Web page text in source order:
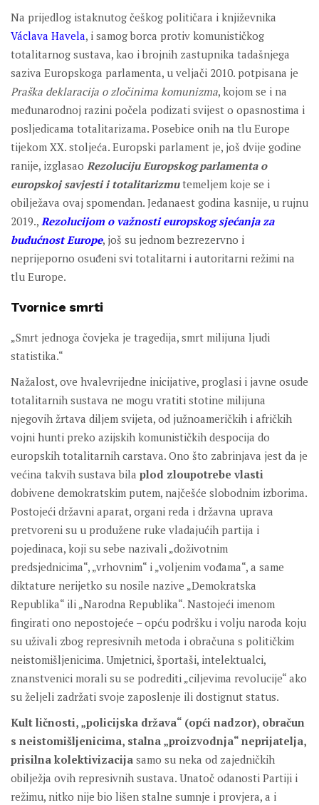
Na prijedlog istaknutog češkog političara i književnika
Václava Havela, i samog borca protiv komunističkog
totalitarnog sustava, kao i brojnih zastupnika tadašnjega
saziva Europskoga parlamenta, u veljači 2010. potpisana je
Praška deklaracija o zločinima komunizma, kojom se i na
međunarodnoj razini počela podizati svijest o opasnostima i
posljedicama totalitarizama. Posebice onih na tlu Europe
tijekom XX. stoljeća. Europski parlament je, još dvije godine
ranije, izglasao Rezoluciju Europskog parlamenta o
europskoj savjesti i totalitarizmutemeljem koje se i
obilježava ovaj spomendan. Jedanaest godina kasnije, u rujnu
2019., Rezolucijom o važnosti europskog sjećanja za
budućnost Europe, još su jednom bezrezervno i
neprijeporno osuđeni svi totalitarni i autoritarni režimi na
tlu Europe.
Tvornice smrti
„Smrt jednoga čovjeka je tragedija, smrt milijuna ljudi
statistika.“
Nažalost, ove hvalevrijedne inicijative, proglasi i javne osude
totalitarnih sustava ne mogu vratiti stotine milijuna
njegovih žrtava diljem svijeta, od južnoameričkih i afričkih
vojni hunti preko azijskih komunističkih despocija do
europskih totalitarnih carstava. Ono što zabrinjava jest da je
većina takvih sustava bila plod zloupotrebe vlasti
dobivene demokratskim putem, najčešće slobodnim izborima.
Postojeći državni aparat, organi reda i državna uprava
pretvoreni su u produžene ruke vladajućih partija i
pojedinaca, koji su sebe nazivali „doživotnim
predsjednicima“, „vrhovnim“ i „voljenim vođama“, a same
diktature nerijetko su nosile nazive „Demokratska
Republika“ ili „Narodna Republika“. Nastojeći imenom
fingirati ono nepostojeće – opću podršku i volju naroda koju
su uživali zbog represivnih metoda i obračuna s političkim
neistomišljenicima. Umjetnici, športaši, intelektualci,
znanstvenici morali su se podrediti „ciljevima revolucije“ ako
su željeli zadržati svoje zaposlenje ili dostignut status.
Kult ličnosti, „policijska država“ (opći nadzor), obračun
s neistomišljenicima, stalna „proizvodnja“ neprijatelja,
prisilna kolektivizacija samo su neka od zajedničkih
obilježja ovih represivnih sustava. Unatoč odanosti Partiji i
režimu, nitko nije bio lišen stalne sumnje i provjera, a i